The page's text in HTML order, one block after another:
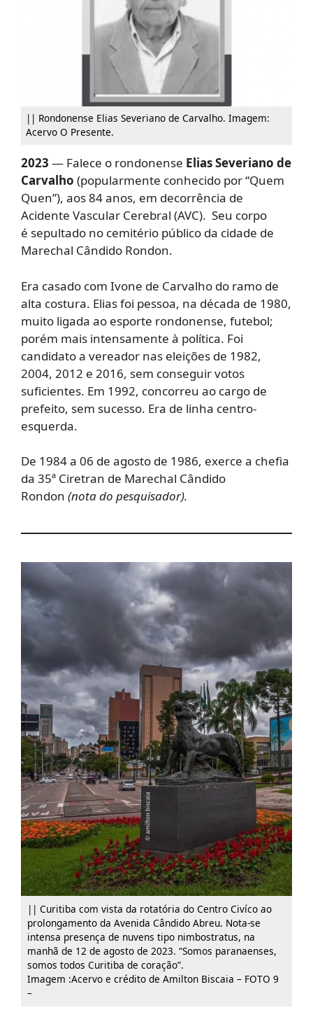
|| Rondonense Elias Severiano de Carvalho. Imagem:
Acervo O Presente.
2023 — Falece o rondonense Elias Severiano de
Carvalho (popularmente conhecido por “Quem
Quen”), aos 84 anos, em decorrência de
Acidente Vascular Cerebral (AVC). Seu corpo
é sepultado no cemitério público da cidade de
Marechal Cândido Rondon.
Era casado com Ivone de Carvalho do ramo de
alta costura. Elias foi pessoa, na década de 1980,
muito ligada ao esporte rondonense, futebol;
porém mais intensamente à política. Foi
candidato a vereador nas eleições de 1982,
2004, 2012 e 2016, sem conseguir votos
suficientes. Em 1992, concorreu ao cargo de
prefeito, sem sucesso. Era de linha centro-
esquerda.
De 1984 a 06 de agosto de 1986, exerce a chefia
da 35ª Ciretran de Marechal Cândido
Rondon (nota do pesquisador).
|| Curitiba com vista da rotatória do Centro Civíco ao
prolongamento da Avenida Cândido Abreu. Nota-se
intensa presença de nuvens tipo nimbostratus, na
manhã de 12 de agosto de 2023. “Somos paranaenses,
somos todos Curitiba de coração”.
Imagem :Acervo e crédito de Amilton Biscaia – FOTO 9
–